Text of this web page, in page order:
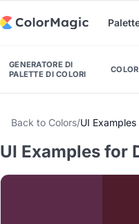
GENERATORE DI
PALETTE DI COLORI
Back to Colors/UI Examples
UI Examples for